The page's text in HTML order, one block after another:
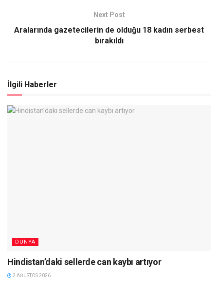
Next Post
Aralarında gazetecilerin de olduğu 18 kadın serbest
bırakıldı
İlgili Haberler
DÜNYA
Hindistan’daki sellerde can kaybı artıyor
2 AĞUSTOS 2026